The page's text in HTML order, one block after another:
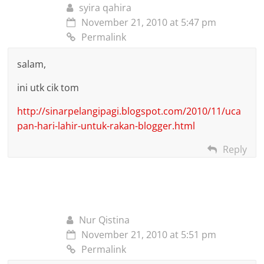
syira qahira
November 21, 2010 at 5:47 pm
Permalink
salam,
ini utk cik tom
http://sinarpelangipagi.blogspot.com/2010/11/uca
pan-hari-lahir-untuk-rakan-blogger.html
Reply
Nur Qistina
November 21, 2010 at 5:51 pm
Permalink